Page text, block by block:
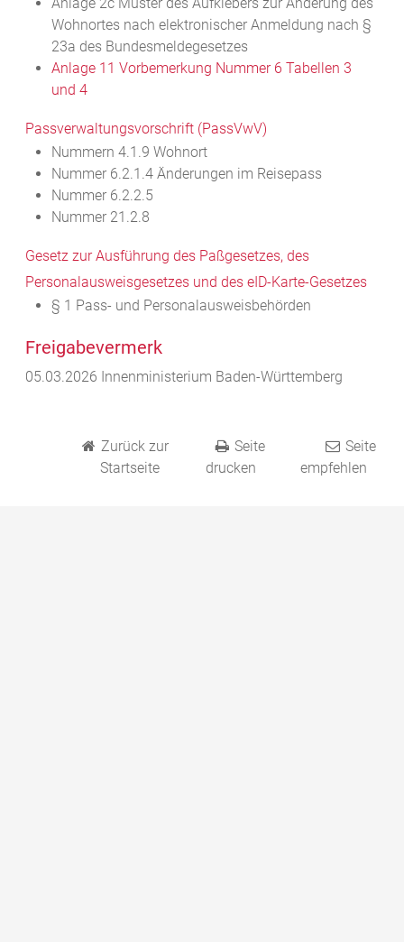
Anlage 2c Muster des Aufklebers zur Änderung des
Wohnortes nach elektronischer Anmeldung nach §
23a des Bundesmeldegesetzes
Anlage 11 Vorbemerkung Nummer 6 Tabellen 3
und 4
Passverwaltungsvorschrift (PassVwV)
Nummern 4.1.9 Wohnort
Nummer 6.2.1.4 Änderungen im Reisepass
Nummer 6.2.2.5
Nummer 21.2.8
Gesetz zur Ausführung des Paßgesetzes, des
Personalausweisgesetzes und des eID-Karte-Gesetzes
§ 1 Pass- und Personalausweisbehörden
Freigabevermerk
05.03.2026 Innenministerium Baden-Württemberg
Zurück zur
Startseite
Seite
drucken
Seite
empfehlen